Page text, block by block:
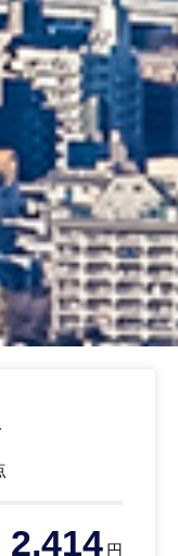
2,414円